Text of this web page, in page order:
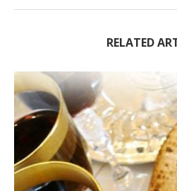
RELATED